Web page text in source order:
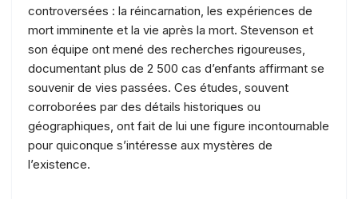
controversées : la réincarnation, les expériences de
mort imminente et la vie après la mort. Stevenson et
son équipe ont mené des recherches rigoureuses,
documentant plus de 2 500 cas d’enfants affirmant se
souvenir de vies passées. Ces études, souvent
corroborées par des détails historiques ou
géographiques, ont fait de lui une figure incontournable
pour quiconque s’intéresse aux mystères de
l’existence.